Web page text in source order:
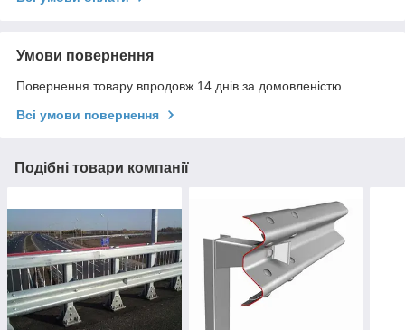
Умови повернення
Повернення товару впродовж 14 днів за домовленістю
Всі умови повернення
Подібні товари компанії